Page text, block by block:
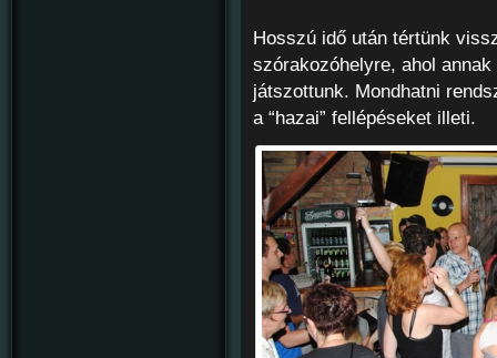
Hosszú idő után tértünk
szórakozóhelyre, ahol
játszottunk. Mondhatni
a “hazai” fellépéseket illeti.